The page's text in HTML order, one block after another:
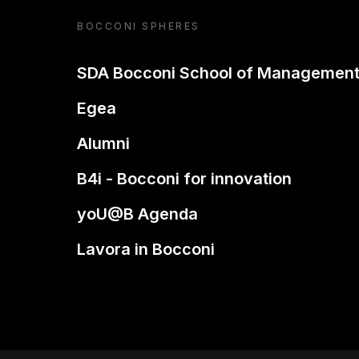
BOCCONI SPHERES
SDA Bocconi School of Management
Egea
Alumni
B4i - Bocconi for innovation
yoU@B Agenda
Lavora in Bocconi